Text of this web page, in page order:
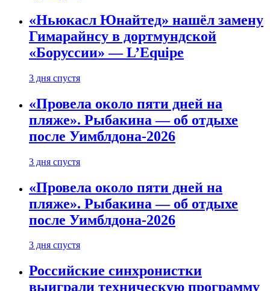
«Ньюкасл Юнайтед» нашёл замену
Гимарайнсу в дортмундской
«Боруссии» — L’Equipe
3 дня спустя
«Провела около пяти дней на
пляже». Рыбакина — об отдыхе
после Уимблдона-2026
3 дня спустя
«Провела около пяти дней на
пляже». Рыбакина — об отдыхе
после Уимблдона-2026
3 дня спустя
Российские синхронистки
выиграли техническую программу